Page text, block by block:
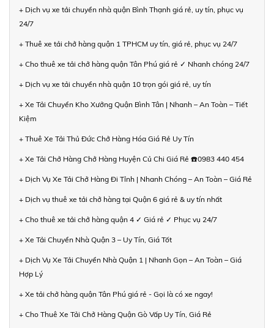
+ Dịch vụ xe tải chuyển nhà quận Bình Thạnh giá rẻ, uy tín, phục vụ
24/7
+ Thuê xe tải chở hàng quận 1 TPHCM uy tín, giá rẻ, phục vụ 24/7
+ Cho thuê xe tải chở hàng quận Tân Phú giá rẻ ✓ Nhanh chóng 24/7
+ Dịch vụ xe tải chuyển nhà quận 10 trọn gói giá rẻ, uy tín
+ Xe Tải Chuyển Kho Xưởng Quận Bình Tân | Nhanh – An Toàn – Tiết
Kiệm
+ Thuê Xe Tải Thủ Đức Chở Hàng Hóa Giá Rẻ Uy Tín
+ Xe Tải Chở Hàng Chở Hàng Huyện Củ Chi Giá Rẻ ☎️0983 440 454
+ Dịch Vụ Xe Tải Chở Hàng Đi Tỉnh | Nhanh Chóng – An Toàn – Giá Rẻ
+ Dịch vụ thuê xe tải chở hàng tại Quận 6 giá rẻ & uy tín nhất
+ Cho thuê xe tải chở hàng quận 4 ✓ Giá rẻ ✓ Phục vụ 24/7
+ Xe Tải Chuyển Nhà Quận 3 – Uy Tín, Giá Tốt
+ Dịch Vụ Xe Tải Chuyển Nhà Quận 1 | Nhanh Gọn – An Toàn – Giá
Hợp Lý
+ Xe tải chở hàng quận Tân Phú giá rẻ - Gọi là có xe ngay!
+ Cho Thuê Xe Tải Chở Hàng Quận Gò Vấp Uy Tín, Giá Rẻ